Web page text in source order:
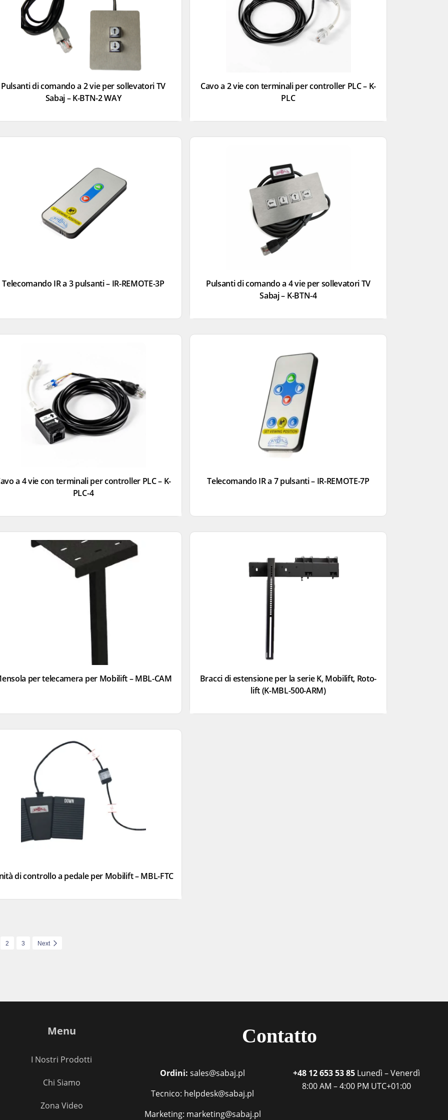
Pulsanti di comando a 2 vie per sollevatori TV
Sabaj – K-BTN-2 WAY
Cavo a 2 vie con terminali per controller PLC – K-
PLC
Telecomando IR a 3 pulsanti – IR-REMOTE-3P
Pulsanti di comando a 4 vie per sollevatori TV
Sabaj – K-BTN-4
a 4 vie con terminali per controller PLC – K-
PLC-4
Telecomando IR a 7 pulsanti – IR-REMOTE-7P
per telecamera per Mobilift – MBL-CAM
Bracci di estensione per la serie K, Mobilift, Roto-
lift (K-MBL-500-ARM)
di controllo a pedale per Mobilift – MBL-FTC
2 3 Next
Menu
I Nostri Prodotti
Chi Siamo
Zona Video
Contatto
Ordini: sales@sabaj.pl
Tecnico: helpdesk@sabaj.pl
Marketing: marketing@sabaj.pl
+48 12 653 53 85 Lunedì – Venerdì
8:00 AM – 4:00 PM UTC+01:00